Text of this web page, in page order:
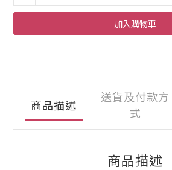
加入購物車
商品描述
送貨及付款方
式
商品描述